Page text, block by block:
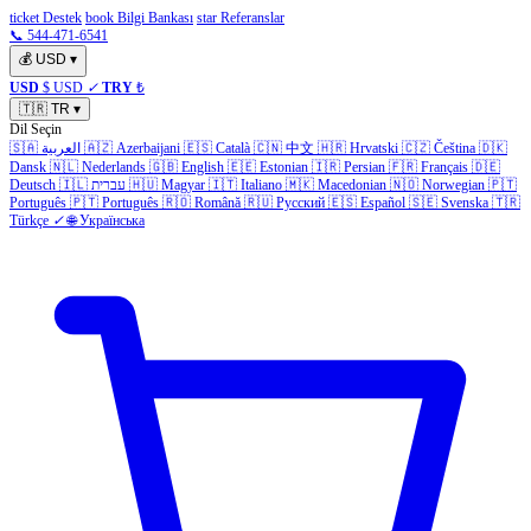
ticket Destek book Bilgi Bankası star Referanslar
📞 544-471-6541
💰 USD ▾
USD $ USD ✓ TRY ₺
🇹🇷 TR ▾
Dil Seçin
🇸🇦 العربية 🇦🇿 Azerbaijani 🇪🇸 Català 🇨🇳 中文 🇭🇷 Hrvatski 🇨🇿 Čeština 🇩🇰
Dansk 🇳🇱 Nederlands 🇬🇧 English 🇪🇪 Estonian 🇮🇷 Persian 🇫🇷 Français 🇩🇪
Deutsch 🇮🇱 עברית 🇭🇺 Magyar 🇮🇹 Italiano 🇲🇰 Macedonian 🇳🇴 Norwegian 🇵🇹
Português 🇵🇹 Português 🇷🇴 Română 🇷🇺 Русский 🇪🇸 Español 🇸🇪 Svenska 🇹🇷
Türkçe ✓ 🌐 Українська